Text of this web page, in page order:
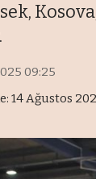
14 Ağustos
09:25